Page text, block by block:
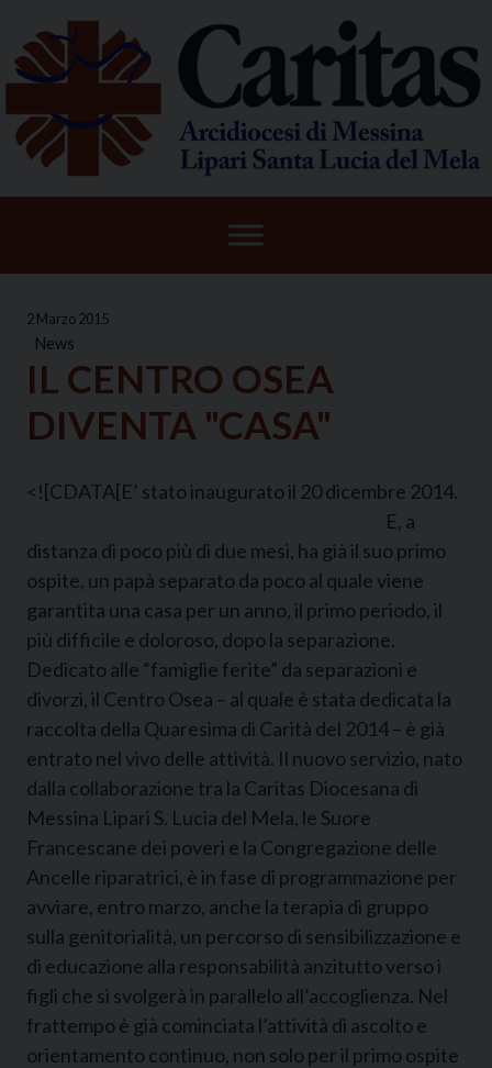
content
2 Marzo 2015
News
IL CENTRO OSEA
DIVENTA "CASA"
<![CDATA[E’ stato inaugurato il 20 dicembre 2014.
E, a
distanza di poco più di due mesi, ha già il suo primo
ospite, un papà separato da poco al quale viene
garantita una casa per un anno, il primo periodo, il
più difficile e doloroso, dopo la separazione.
Dedicato alle “famiglie ferite” da separazioni e
divorzi, il Centro Osea – al quale è stata dedicata la
raccolta della Quaresima di Carità del 2014 – è già
entrato nel vivo delle attività. Il nuovo servizio, nato
dalla collaborazione tra la Caritas Diocesana di
Messina Lipari S. Lucia del Mela, le Suore
Francescane dei poveri e la Congregazione delle
Ancelle riparatrici, è in fase di programmazione per
avviare, entro marzo, anche la terapia di gruppo
sulla genitorialità, un percorso di sensibilizzazione e
di educazione alla responsabilità anzitutto verso i
figli che si svolgerà in parallelo all’accoglienza. Nel
frattempo è già cominciata l’attività di ascolto e
orientamento continuo, non solo per il primo ospite